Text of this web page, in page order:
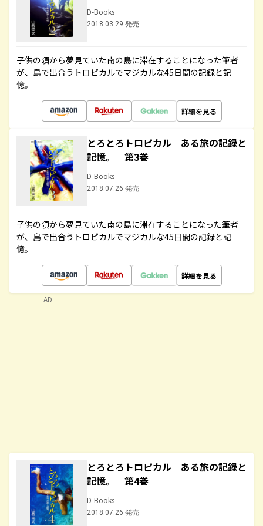
D-Books
2018.03.29 発売
子供の頃から夢見ていた南の島に滞在することになった筆者
が、島で出合うトロピカルでマジカルな45日間の記録と記
憶。
詳細を見る
とろとろトロピカル ある旅の記録と
記憶。 第3巻
D-Books
2018.07.26 発売
子供の頃から夢見ていた南の島に滞在することになった筆者
が、島で出合うトロピカルでマジカルな45日間の記録と記
憶。
詳細を見る
とろとろトロピカル ある旅の記録と
記憶。 第4巻
D-Books
2018.07.26 発売
AD